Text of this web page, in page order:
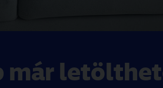
már